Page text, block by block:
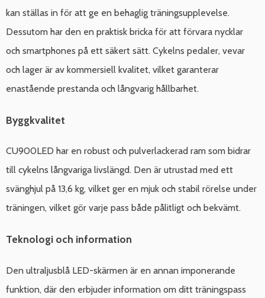
kan ställas in för att ge en behaglig träningsupplevelse.
Dessutom har den en praktisk bricka för att förvara nycklar
och smartphones på ett säkert sätt. Cykelns pedaler, vevar
och lager är av kommersiell kvalitet, vilket garanterar
enastående prestanda och långvarig hållbarhet.
Byggkvalitet
CU900LED har en robust och pulverlackerad ram som bidrar
till cykelns långvariga livslängd. Den är utrustad med ett
svänghjul på 13,6 kg, vilket ger en mjuk och stabil rörelse under
träningen, vilket gör varje pass både pålitligt och bekvämt.
Teknologi och information
Den ultraljusblå LED-skärmen är en annan imponerande
funktion, där den erbjuder information om ditt träningspass